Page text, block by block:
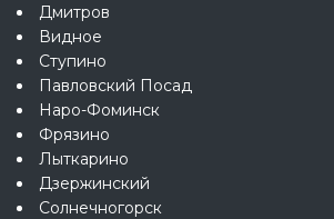
Дмитров
Видное
Ступино
Павловский Посад
Наро-Фоминск
Фрязино
Лыткарино
Дзержинский
Солнечногорск